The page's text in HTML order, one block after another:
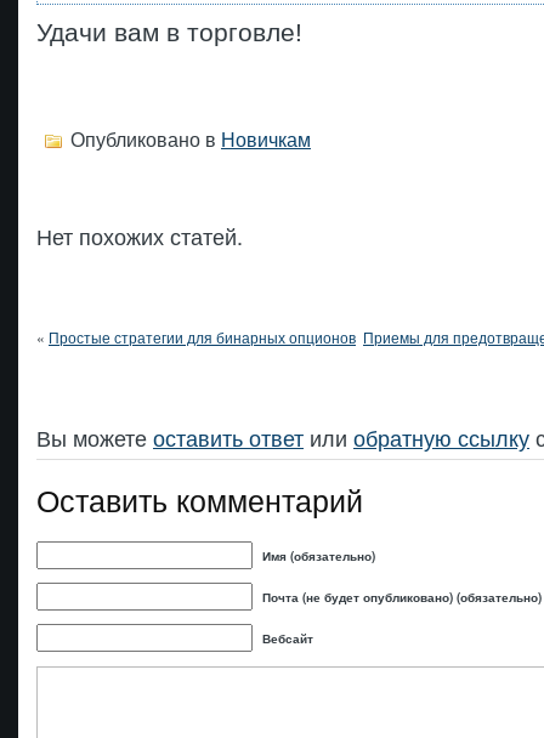
Удачи вам в торговле!
Опубликовано в Новичкам
Нет похожих статей.
« Простые стратегии для бинарных опционов Приемы для
Вы можетеоставить ответ или обратную ссылку
Оставить комментарий
Имя (обязательно)
Почта (не будет опубликовано) (обязательно)
Вебсайт